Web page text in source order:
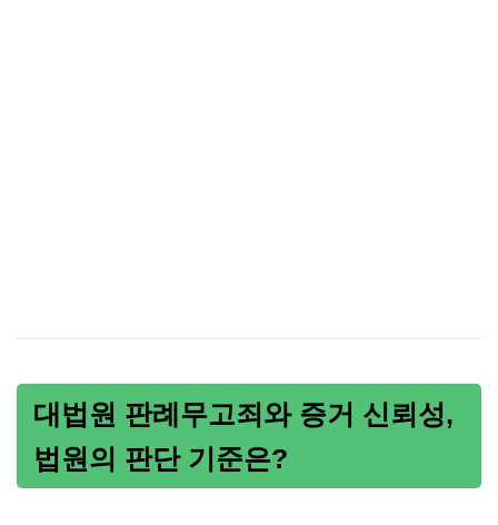
대법원 판례무고죄와 증거 신뢰성,
법원의 판단 기준은?